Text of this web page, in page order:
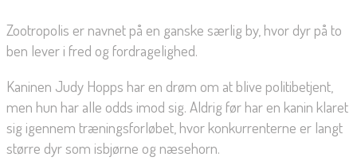
Zootropolis er navnet på en ganske særlig by, hvor dyr på to
ben lever i fred og fordragelighed.
Kaninen Judy Hopps har en drøm om at blive politibetjent,
men hun har alle odds imod sig. Aldrig før har en kanin klaret
sig igennem træningsforløbet, hvor konkurrenterne er langt
større dyr som isbjørne og næsehorn.